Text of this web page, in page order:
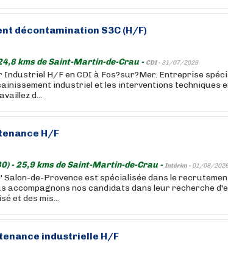
décontamination S3C (H/F)
kms de Saint-Martin-de-Crau - CDI - 31/07/2026
H/F en CDI à Fos?sur?Mer. Entreprise
industriel et les interventions techniques
d...
H/F
- 25,9 kms de Saint-Martin-de-Crau -Intérim - 01/08/2026
Salon-de-Provence est spécialisée dans le
accompagnons nos candidats dans leur recherche
et des mis...
industrielle H/F